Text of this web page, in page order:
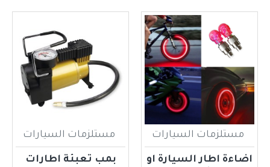
مستلزمات السيارات
اضاءة اطار السيارة او
مستلزمات السيارات
بمب تعبئة اطارات